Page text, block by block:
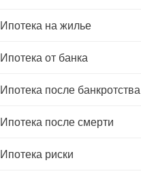
Ипотека на жилье
Ипотека от банка
Ипотека после банкротства
Ипотека после смерти
Ипотека риски